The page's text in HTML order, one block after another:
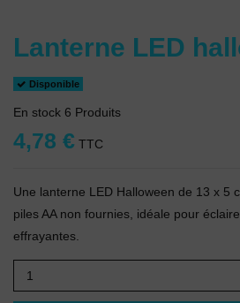
Lanterne LED
Disponible
En stock 6 Produits
4,78 € TTC
Une lanterne LED Halloween de 13 x 5
piles AA non fournies, idéale pour
effrayantes.